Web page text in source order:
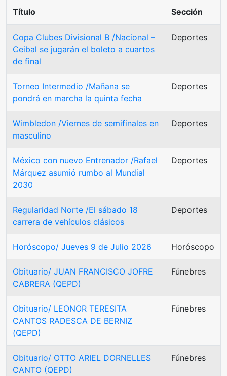
Título Sección
Copa Clubes Divisional B /Nacional –
Ceibal se jugarán el boleto a cuartos
de final
Deportes
Torneo Intermedio /Mañana se
pondrá en marcha la quinta fecha
Deportes
Wimbledon /Viernes de semifinales en
masculino
Deportes
México con nuevo Entrenador /Rafael
Márquez asumió rumbo al Mundial
2030
Deportes
Regularidad Norte /El sábado 18
carrera de vehículos clásicos
Deportes
Horóscopo/ Jueves 9 de Julio 2026 Horóscopo
Obituario/ JUAN FRANCISCO JOFRE
CABRERA (QEPD)
Fúnebres
Obituario/ LEONOR TERESITA
CANTOS RADESCA DE BERNIZ
(QEPD)
Fúnebres
Obituario/ OTTO ARIEL DORNELLES
CANTO (QEPD)
Fúnebres